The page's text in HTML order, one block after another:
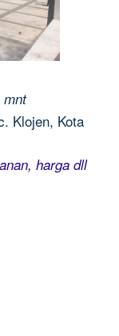
mnt
Klojen, Kota
harga dll